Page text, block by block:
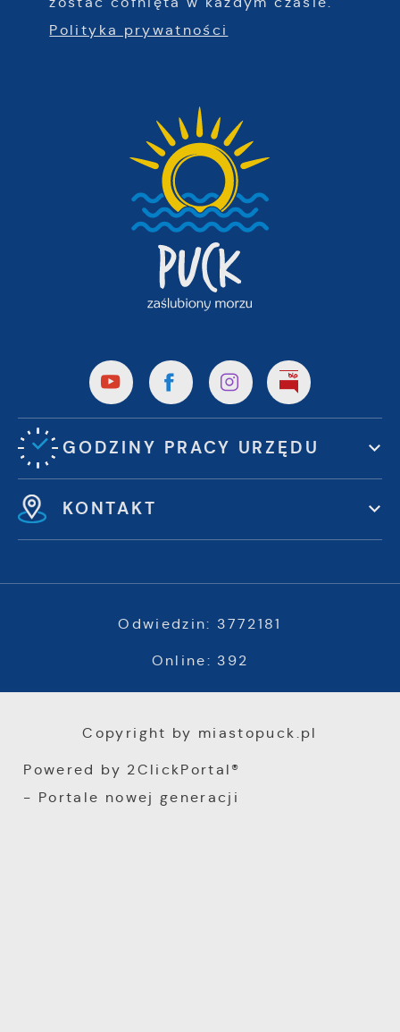
Polityka prywatności
GODZINY PRACY URZĘDU
KONTAKT
Odwiedzin: 3772181
Online: 392
Copyright by miastopuck.pl
Powered by 2ClickPortal®
- Portale nowej generacji